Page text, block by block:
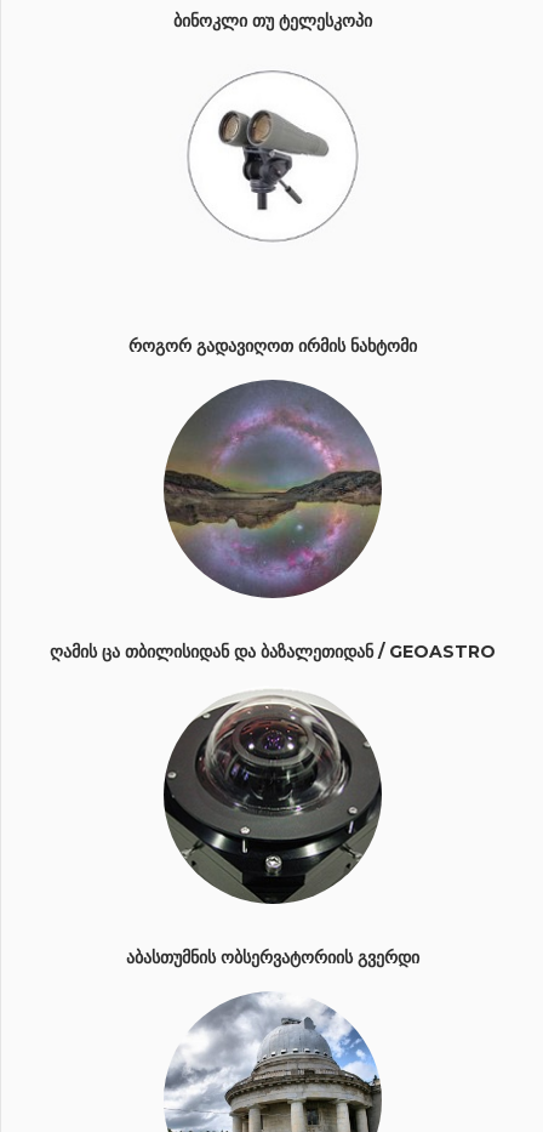
ᲑᲘᲜᲝᲙᲚᲘ ᲗᲣ ᲢᲔᲚᲔᲡᲙᲝᲞᲘ
ᲠᲝᲒᲝᲠ ᲒᲐᲓᲐᲕᲘᲦᲝᲗ ᲘᲠᲛᲘᲡ ᲜᲐᲮᲢᲝᲛᲘ
ᲦᲐᲛᲘᲡ ᲪᲐ ᲗᲑᲘᲚᲘᲡᲘᲓᲐᲜ ᲓᲐ ᲑᲐᲖᲐᲚᲔᲗᲘᲓᲐᲜ / GEOASTRO
ᲐᲑᲐᲡᲗᲣᲛᲜᲘᲡ ᲝᲑᲡᲔᲠᲕᲐᲢᲝᲠᲘᲘᲡ ᲒᲕᲔᲠᲓᲘ